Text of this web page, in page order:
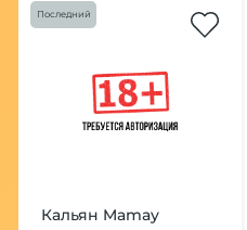
Последний
Кальян Mamay